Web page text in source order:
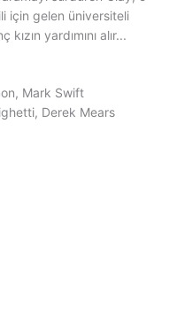
için gelen üniversiteli
yardımını alır...
Mark Swift
Derek Mears